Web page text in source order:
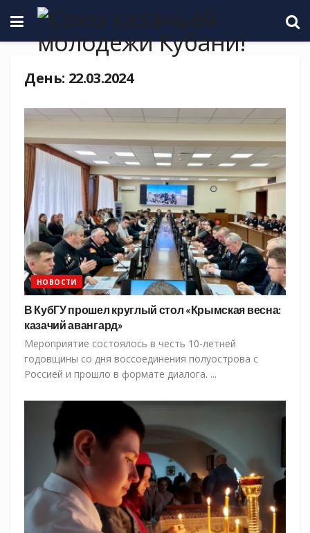
День: 22.03.2024
НОВОСТИ
В КубГУ прошел круглый стол «Крымская весна:
казачий авангард»
Мероприятие состоялось в честь 10-летней
годовщины со дня воссоединения полуострова с
Россией и прошло в формате диалога. ...